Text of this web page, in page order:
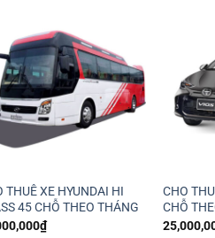
THUÊ XE HYUNDAI HI
45 CHỖ THEO THÁNG
₫
CHO
CHỖ